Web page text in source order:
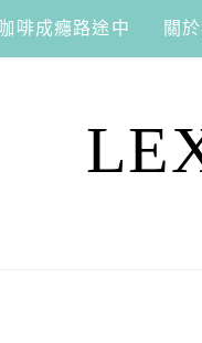
咖啡成癮路途中 關